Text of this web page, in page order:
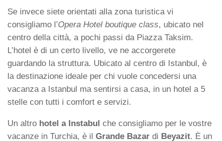
Se invece siete orientati alla zona turistica vi
consigliamo l’Opera Hotel boutique class, ubicato nel
centro della città, a pochi passi da Piazza Taksim.
L’hotel è di un certo livello, ve ne accorgerete
guardando la struttura. Ubicato al centro di Istanbul, è
la destinazione ideale per chi vuole concedersi una
vacanza a Istanbul ma sentirsi a casa, in un hotel a 5
stelle con tutti i comfort e servizi.
Un altro hotel a Instabul che consigliamo per le vostre
vacanze in Turchia, è il Grande Bazar di Beyazit. È un